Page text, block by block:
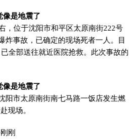
像是地震了
，位于沈阳市和平区太原南街222号
炸事故，已确定的现场死者一人。目
全部送往就近医院抢救。此次事故的
像是地震了
阳市太原南街南七马路一饭店发生燃
现场。
刚